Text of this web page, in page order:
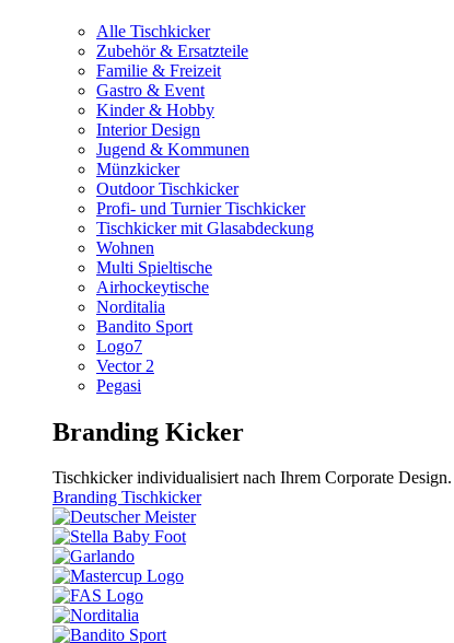
Alle Tischkicker
Zubehör & Ersatzteile
Familie & Freizeit
Gastro & Event
Kinder & Hobby
Interior Design
Jugend & Kommunen
Münzkicker
Outdoor Tischkicker
Profi- und Turnier Tischkicker
Tischkicker mit Glasabdeckung
Wohnen
Multi Spieltische
Airhockeytische
Norditalia
Bandito Sport
Logo7
Vector 2
Pegasi
Branding Kicker
Tischkicker individualisiert nach Ihrem Corporate Design.
Branding Tischkicker